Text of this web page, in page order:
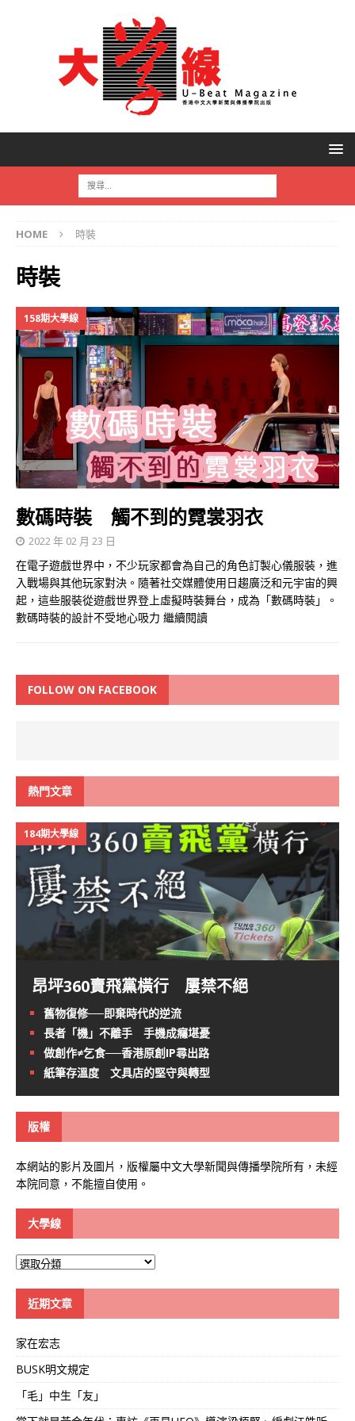
HOME 時裝
時裝
158期大學線
數碼時裝 觸不到的霓裳羽衣
2022 年 02 月 23 日
在電子遊戲世界中，不少玩家都會為自己的角色訂製心儀服裝，進
入戰場與其他玩家對決。隨著社交媒體使用日趨廣泛和元宇宙的興
起，這些服裝從遊戲世界登上虛擬時裝舞台，成為「數碼時裝」。
數碼時裝的設計不受地心吸力 繼續閱讀
FOLLOW ON FACEBOOK
熱門文章
184期大學線
昂坪360賣飛黨橫行 屢禁不絕
舊物復修──即棄時代的逆流
長者「機」不離手 手機成癮堪憂
做創作≠乞食──香港原創IP尋出路
紙筆存溫度 文具店的堅守與轉型
版權
本網站的影片及圖片，版權屬中文大學新聞與傳播學院所有，未經
本院同意，不能擅自使用。
大學線
大
近期文章
家在宏志
BUSK明文規定
「毛」中生「友」